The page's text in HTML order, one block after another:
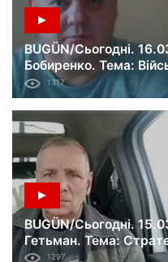
BUGÜN/Сьогодні.
Бобиренко. Тема:
може Україна
1317
BUGÜN/Сьогодні.
Гетьман. Тема:
1297